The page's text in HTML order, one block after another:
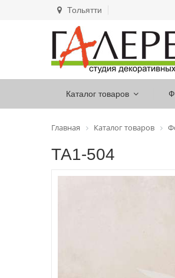
Тольятти
Каталог товаров
Главная Каталог товаров
ТА1-504